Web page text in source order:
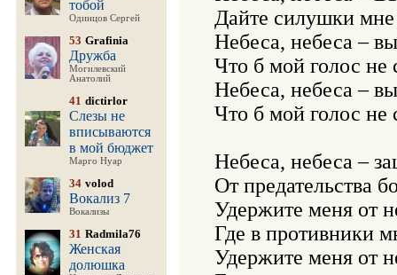
тобой
Одинцов Сергей
53 Grafinia
Дружба
Могилевский
Анатолий
41 dictirlor
Слезы не
вписываются
в мой бюджет
Марго Нуар
34 volod
Вокализ 7
Вокализы
31 Radmila76
Женская
долюшка
Дайте силушки мне
Небеса, небеса –
Что б мой голос не
Небеса, небеса –
Что б мой голос не
Небеса, небеса –
От предательства
Удержите меня от
Где в противники
Удержите меня от